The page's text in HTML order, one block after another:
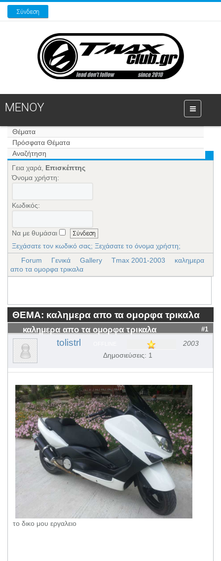
Σύνδεση
ΜΕΝΟΥ
Θέματα
Πρόσφατα Θέματα
Αναζήτηση
Γεια χαρά, Επισκέπτης
Όνομα χρήστη:
Κωδικός:
Να με θυμάσαι
Ξεχάσατε τον κωδικό σας; Ξεχάσατε το όνομα χρήστη;
Forum
Γενικά Gallery Tmax 2001-2003
καλημερα
απο τα ομορφα τρικαλα
ΘΕΜΑ: καλημερα απο τα ομορφα τρικαλα
καλημερα απο τα ομορφα τρικαλα #1
tolistrl
2003
Δημοσιεύσεις: 1
το δικο μου εργαλειο